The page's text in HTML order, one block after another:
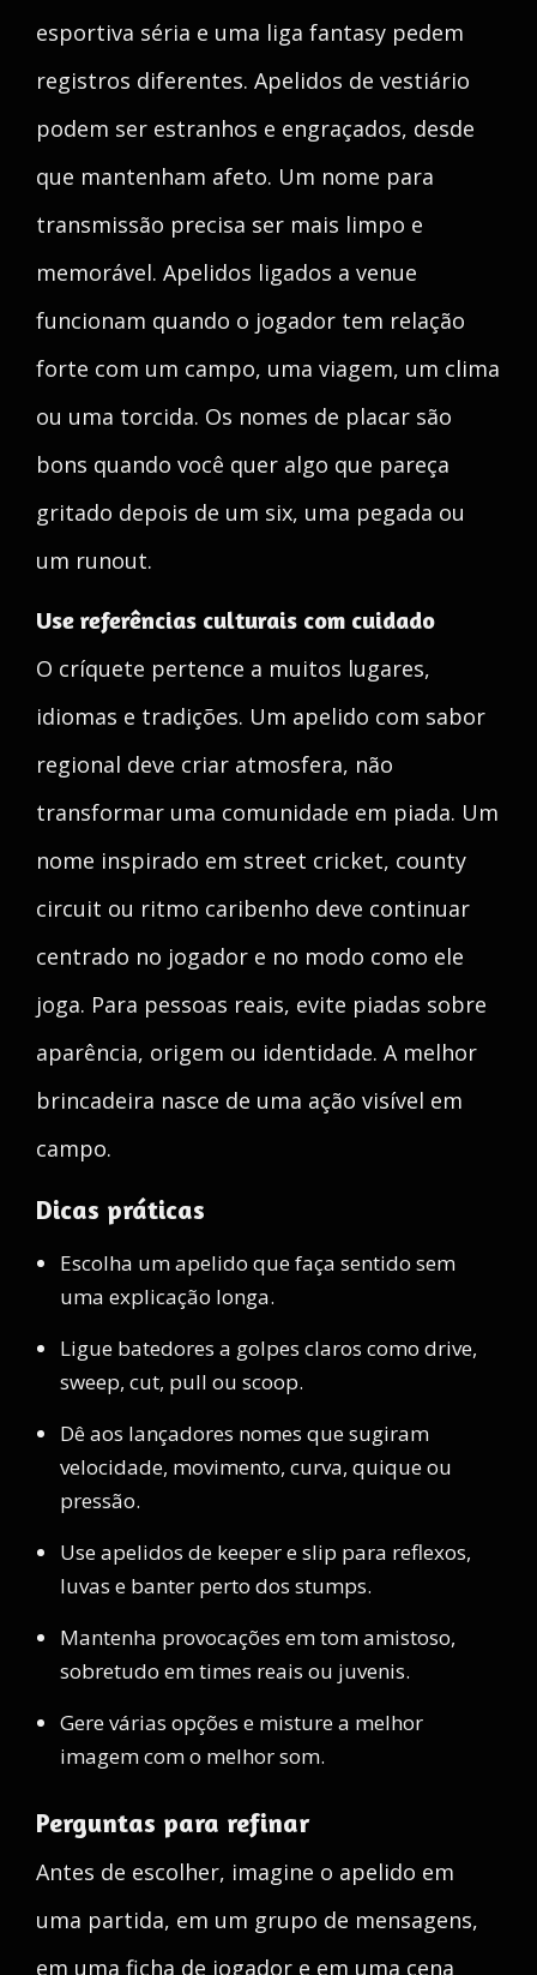
esportiva séria e uma liga fantasy pedem
registros diferentes. Apelidos de vestiário
podem ser estranhos e engraçados, desde
que mantenham afeto. Um nome para
transmissão precisa ser mais limpo e
memorável. Apelidos ligados a venue
funcionam quando o jogador tem relação
forte com um campo, uma viagem, um clima
ou uma torcida. Os nomes de placar são
bons quando você quer algo que pareça
gritado depois de um six, uma pegada ou
um runout.
Use referências culturais com cuidado
O críquete pertence a muitos lugares,
idiomas e tradições. Um apelido com sabor
regional deve criar atmosfera, não
transformar uma comunidade em piada. Um
nome inspirado em street cricket, county
circuit ou ritmo caribenho deve continuar
centrado no jogador e no modo como ele
joga. Para pessoas reais, evite piadas sobre
aparência, origem ou identidade. A melhor
brincadeira nasce de uma ação visível em
campo.
Dicas práticas
Escolha um apelido que faça sentido sem
uma explicação longa.
Ligue batedores a golpes claros como drive,
sweep, cut, pull ou scoop.
Dê aos lançadores nomes que sugiram
velocidade, movimento, curva, quique ou
pressão.
Use apelidos de keeper e slip para reflexos,
luvas e banter perto dos stumps.
Mantenha provocações em tom amistoso,
sobretudo em times reais ou juvenis.
Gere várias opções e misture a melhor
imagem com o melhor som.
Perguntas para refinar
Antes de escolher, imagine o apelido em
uma partida, em um grupo de mensagens,
em uma ficha de jogador e em uma cena